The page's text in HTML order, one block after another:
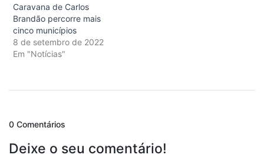
Caravana de Carlos
Brandão percorre mais
cinco municípios
8 de setembro de 2022
Em "Notícias"
0 Comentários
Deixe o seu comentário!